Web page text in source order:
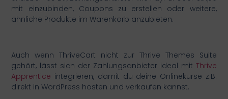
mit einzubinden, Coupons zu erstellen oder weitere,
ähnliche Produkte im Warenkorb anzubieten.
Auch wenn ThriveCart nicht zur Thrive Themes Suite
gehört, lässt sich der Zahlungsanbieter ideal mit Thrive
Apprentice integrieren, damit du deine Onlinekurse z.B.
direkt in WordPress hosten und verkaufen kannst.